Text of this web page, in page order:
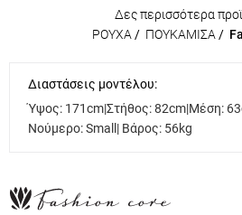
Δες περισσότερα
ΡΟΥΧΑ / ΠΟΥΚΑΜΙΣΑ /
Διαστάσεις μοντέλου:
Ύψος: 171cm|Στήθος: 82cm|Μέση:
Νούμερο: Small| Βάρος: 56kg